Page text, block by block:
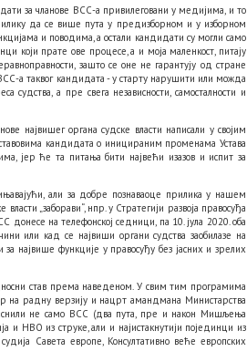
за чланове ВСС-а привилеговани у медијима, и то
да се више пута у предизборном и у изборном
и поводима, а остали кандидати су могли само
који прате ове процесе, а и моја маленкост, питају
зашто се оне не гарантују од стране
а таквог кандидата - у старту нарушити или можда
а пре свега независности, самосталности и
највишег органа судске власти написали у својим
кандидата о иницираним променама Устава
јер ће та питања бити највећи изазов и испит за
али за добре познаваоце прилика у нашем
„заборави“, нпр. у Стратегији развоја правосуђа
на телефонској седници, па 10. јула 2020. оба
или кад се највиши органи судства заобилазе на
највише функције у правосуђу без јасних и зрелих
став према наведеном. У свим тим програмима
на радну верзију и нацрт амандмана Министарства
не само ВСС (два пута, пре и након Мишљења
и НВО из струке, али и најистакнутији појединци из
Савета европе, Консултативно веће европских